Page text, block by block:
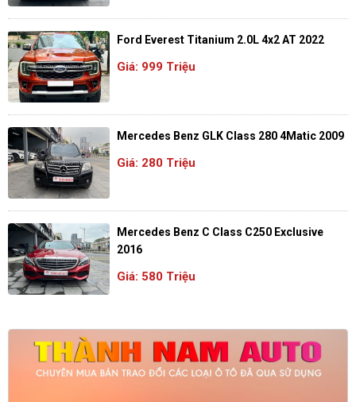
Ford Everest Titanium 2.0L 4x2 AT 2022
Giá: 999 Triệu
Mercedes Benz GLK Class 280 4Matic 2009
Giá: 280 Triệu
Mercedes Benz C Class C250 Exclusive
2016
Giá: 580 Triệu